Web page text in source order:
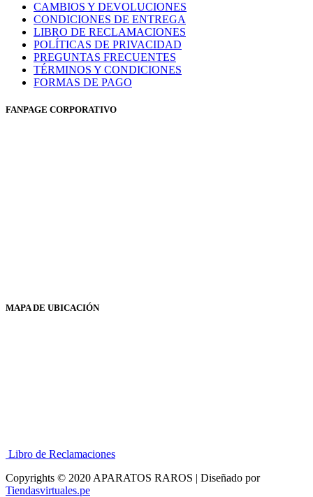
CAMBIOS Y DEVOLUCIONES
CONDICIONES DE ENTREGA
LIBRO DE RECLAMACIONES
POLÍTICAS DE PRIVACIDAD
PREGUNTAS FRECUENTES
TÉRMINOS Y CONDICIONES
FORMAS DE PAGO
FANPAGE CORPORATIVO
MAPA DE UBICACIÓN
Libro de Reclamaciones
Copyrights © 2020 APARATOS RAROS | Diseñado por
Tiendasvirtuales.pe